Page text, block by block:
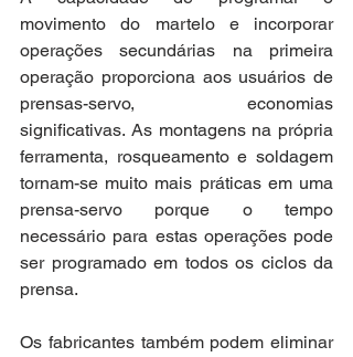
movimento do martelo e incorporar
operações secundárias na primeira
operação proporciona aos usuários de
prensas-servo, economias
significativas. As montagens na própria
ferramenta, rosqueamento e soldagem
tornam-se muito mais práticas em uma
prensa-servo porque o tempo
necessário para estas operações pode
ser programado em todos os ciclos da
prensa.
Os fabricantes também podem eliminar